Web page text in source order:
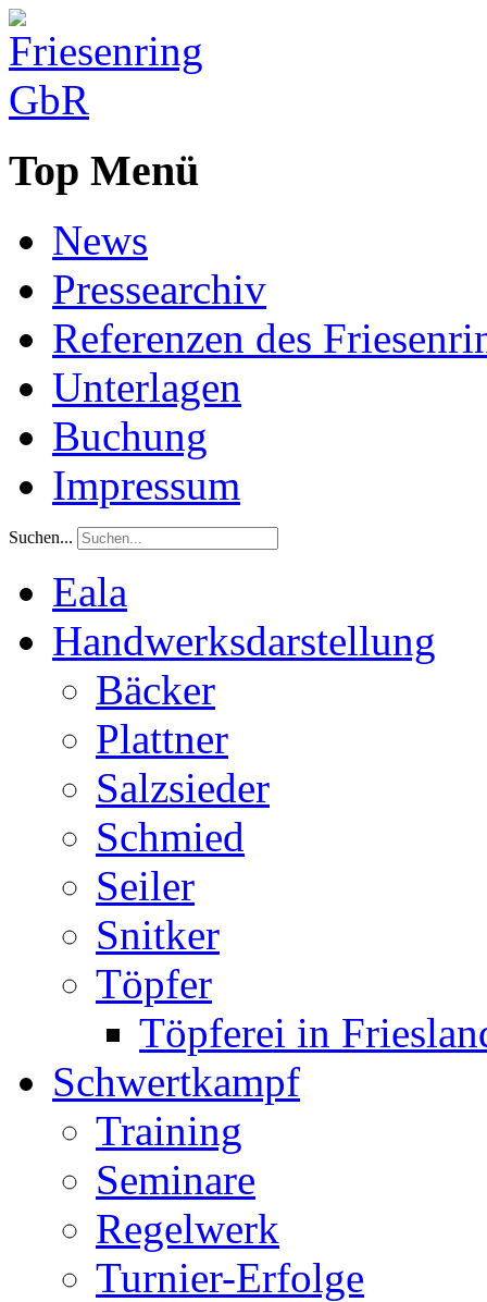
Top Menü
News
Pressearchiv
Referenzen des
Unterlagen
Buchung
Impressum
Suchen...
Eala
Handwerksdarstellung
Bäcker
Plattner
Salzsieder
Schmied
Seiler
Snitker
Töpfer
Töpferei in
Schwertkampf
Training
Seminare
Regelwerk
Turnier-Erfolge